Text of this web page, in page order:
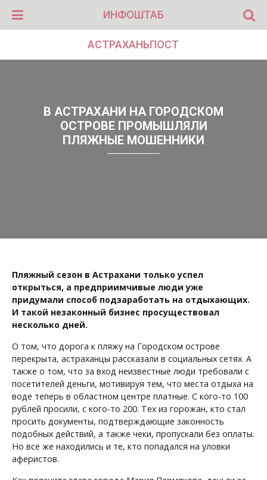
ИНФОШТАБ
АСТРАХАНЬПОСТ
В АСТРАХАНИ НА ГОРОДСКОМ
ОСТРОВЕ ПРОМЫШЛЯЛИ
ПЛЯЖНЫЕ МОШЕННИКИ
Пляжный сезон в Астрахани только успел
открыться, а предприимчивые люди уже
придумали способ подзаработать на отдыхающих.
И такой незаконный бизнес просуществовал
несколько дней.
О том, что дорога к пляжу на Городском острове
перекрыта, астраханцы рассказали в социальных сетях. А
также о том, что за вход неизвестные люди требовали с
посетителей деньги, мотивируя тем, что места отдыха на
воде теперь в областном центре платные. С кого-то 100
рублей просили, с кого-то 200. Тех из горожан, кто стал
просить документы, подтверждающие законность
подобных действий, а также чеки, пропускали без оплаты.
Но все же находились и те, кто попадался на уловки
аферистов.